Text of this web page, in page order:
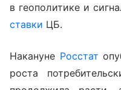
в геополитике и
ставки ЦБ.
Накануне Росстат
роста